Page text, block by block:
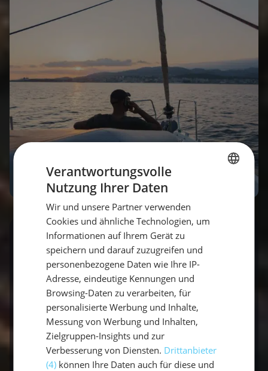
Rieche die Meeresluft und
Freiheit!
Das Bordleben auf einem Segeltörn
symbolisiert Freiheit. Morgens ins klare
Meer zu springen und Tage ohne
strikten Plan zu erleben, unterstreicht
die Unabhängigkeit. Jeder Tag bringt
Verantwortungsvolle
Nutzung Ihrer Daten
Wir und unsere Partner verwenden
Cookies und ähnliche Technologien, um
Informationen auf Ihrem Gerät zu
speichern und darauf zuzugreifen und
personenbezogene Daten wie Ihre IP-
Adresse, eindeutige Kennungen und
Browsing-Daten zu verarbeiten, für
personalisierte Werbung und Inhalte,
Messung von Werbung und Inhalten,
Zielgruppen-Insights und zur
Verbesserung von Diensten. Drittanbieter
(4) können Ihre Daten auch für diese und